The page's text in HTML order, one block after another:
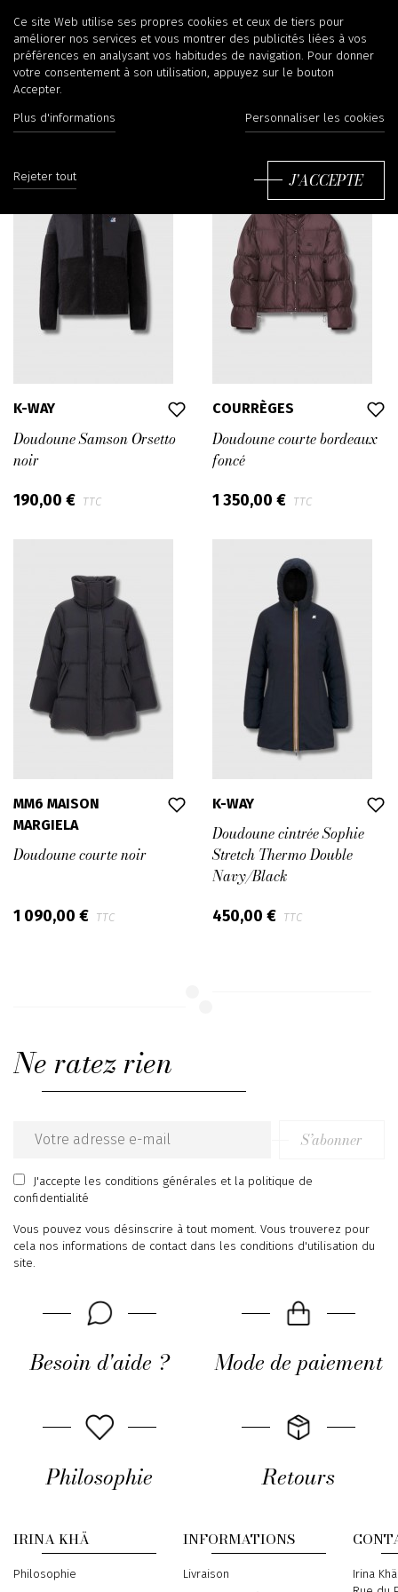
Doudounes
K-WAY
Doudoune Samson Orsetto
noir
190,00 € TTC
COURRÈGES
Doudoune courte bordeaux
foncé
1 350,00 € TTC
MM6 MAISON
MARGIELA
Doudoune courte noir
1 090,00 € TTC
K-WAY
Doudoune cintrée Sophie
Stretch Thermo Double
Navy/Black
450,00 € TTC
Ne ratez rien
Email
address
S’abonner
J'accepte les conditions générales et la politique de
confidentialité
Vous pouvez vous désinscrire à tout moment. Vous trouverez pour
cela nos informations de contact dans les conditions d'utilisation du
site.
Besoin d'aide ? Mode de paiement
Philosophie Retours
IRINA KHÄ
Philosophie
INFORMATIONS
Livraison
Address
Irina Khä
Ce site Web utilise ses propres cookies et ceux de tiers pour
améliorer nos services et vous montrer des publicités liées à vos
préférences en analysant vos habitudes de navigation. Pour donner
votre consentement à son utilisation, appuyez sur le bouton
Accepter.
Plus d'informations Personnaliser les cookies
Rejeter tout J'ACCEPTE